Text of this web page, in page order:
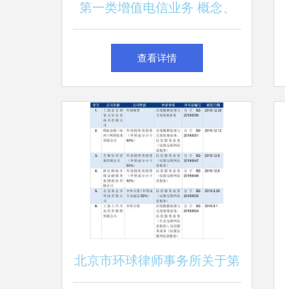
第一类增值电信业务 概念、
类型与发展前景
查看详情
北京市环球律师事务所关于第